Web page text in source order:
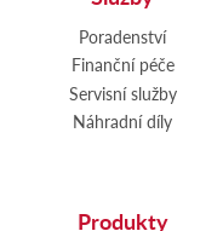
Poradenství
Finanční péče
Servisní služby
Náhradní díly
Produkty